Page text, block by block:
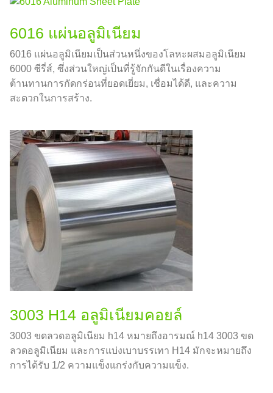
6016 แผ่นอลูมิเนียม
6016 แผ่นอลูมิเนียมเป็นส่วนหนึ่งของโลหะผสมอลูมิเนียม
6000 ซีรี่ส์, ซึ่งส่วนใหญ่เป็นที่รู้จักกันดีในเรื่องความ
ต้านทานการกัดกร่อนที่ยอดเยี่ยม, เชื่อมได้ดี, และความ
สะดวกในการสร้าง.
3003 H14 อลูมิเนียมคอยล์
3003 ขดลวดอลูมิเนียม h14 หมายถึงอารมณ์ h14 3003 ขด
ลวดอลูมิเนียม และการแบ่งเบาบรรเทา H14 มักจะหมายถึง
การได้รับ 1/2 ความแข็งแกร่งกับความแข็ง.